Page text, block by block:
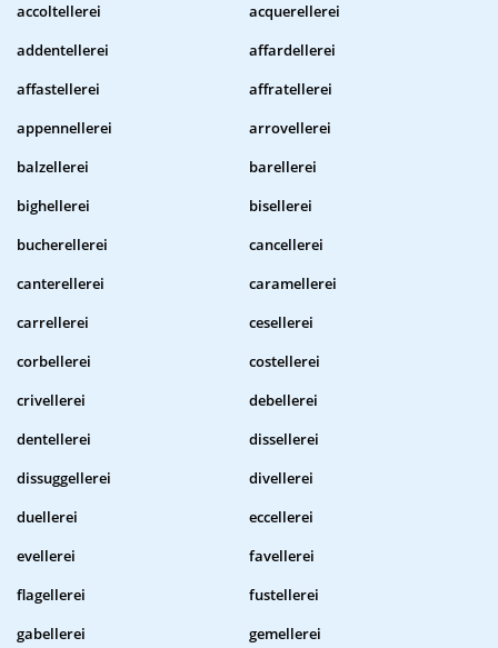
accoltellerei
acquerellerei
addentellerei
affardellerei
affastellerei
affratellerei
appennellerei
arrovellerei
balzellerei
barellerei
bighellerei
bisellerei
bucherellerei
cancellerei
canterellerei
caramellerei
carrellerei
cesellerei
corbellerei
costellerei
crivellerei
debellerei
dentellerei
dissellerei
dissuggellerei
divellerei
duellerei
eccellerei
evellerei
favellerei
flagellerei
fustellerei
gabellerei
gemellerei